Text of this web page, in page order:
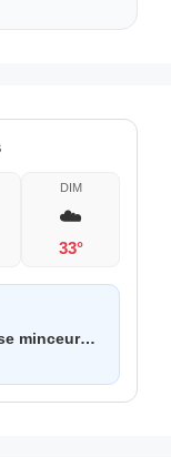
DIM
☁️
33°
minceur…